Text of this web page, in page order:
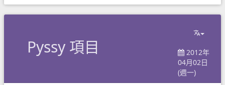
Pyssy 項目
2012年
04月02日
(週一)